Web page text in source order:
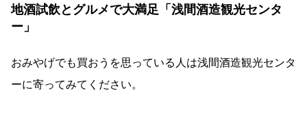
地酒試飲とグルメで大満足「浅間酒造観光センタ
ー」
おみやげでも買おうを思っている人は浅間酒造観光センタ
ーに寄ってみてください。